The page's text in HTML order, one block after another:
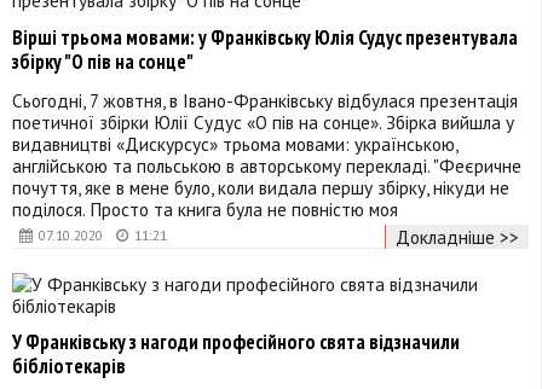
07.10.2020 11:21
Вірші трьома мовами: у Франківську Юлія Судус презентувала
збірку "О пів на сонце"
Сьогодні, 7 жовтня, в Івано-Франківську відбулася презентація
поетичної збірки Юлії Судус «О пів на сонце». Збірка вийшла у
видавництві «Дискурсус» трьома мовами: українською,
англійською та польською в авторському перекладі. "Феєричне
почуття, яке в мене було, коли видала першу збірку, нікуди не
поділося. Просто та книга була не повністю моя
Докладніше >>
У Франківську з нагоди професійного свята відзначили
бібліотекарів